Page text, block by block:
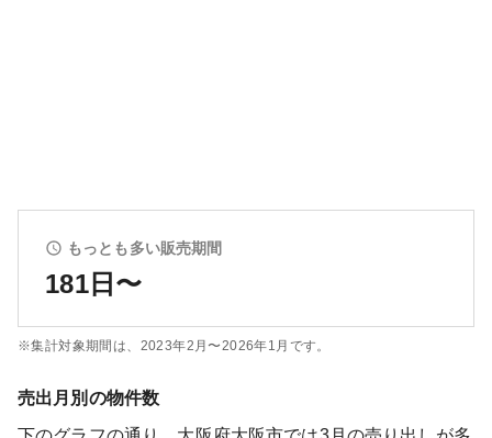
もっとも多い販売期間
181日〜
※集計対象期間は、 2023年2月〜2026年1月 です。
売出月別の物件数